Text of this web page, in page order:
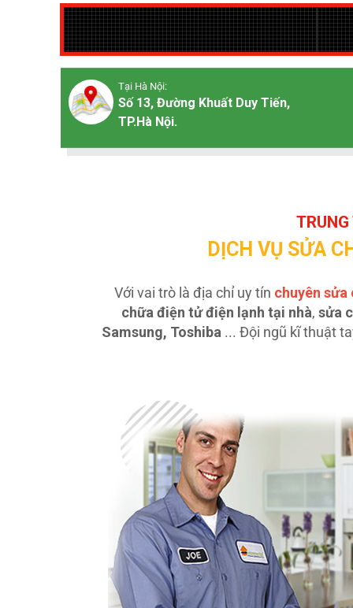
Tại Hà Nội:
Số 13, Đường Khuất Duy Tiến,
TP.Hà Nội.
DỊCH VỤ SỬA
Với vai trò là địa chỉ uy tín chuyên sửa
chữa điện tử điện lạnh tại nhà,sửa
Samsung, Toshiba ... Đội ngũ kĩ thuật